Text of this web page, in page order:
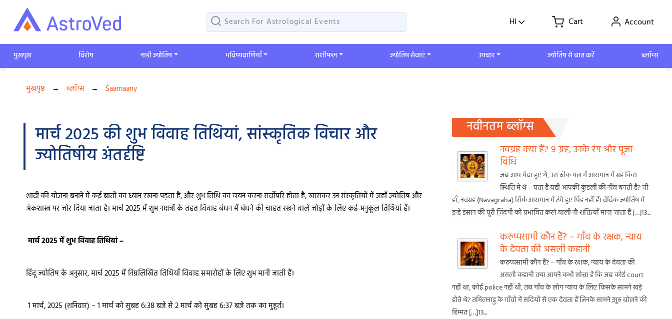
HI Cart Account
मुखपृष्ठ विशेष ​नाड़ी ज्योतिष भविष्यवाणियाँ ​राशीफल ज्योतिष सेवाएं उपचार ज्योतिष से बात करें ब्लॉग्स
मुखपृष्ठ → ब्लॉग्स → Saamaany
मार्च 2025 की शुभ विवाह तिथियां, सांस्कृतिक विचार और
ज्योतिषीय अंतर्दृष्टि
शादी की योजना बनाने में कई बातों का ध्यान रखना पड़ता है, और शुभ तिथि का चयन करना सर्वोपरि होता है, खासकर उन संस्कृतियों में जहाँ ज्योतिष और
अंकशास्त्र पर जोर दिया जाता है। मार्च 2025 में शुभ नक्षत्रों के तहत विवाह बंधन में बंधने की चाहत रखने वाले जोड़ों के लिए कई अनुकूल तिथियां हैं।
मार्च 2025 में शुभ विवाह तिथियां –
हिंदू ज्योतिष के अनुसार, मार्च 2025 में निम्नलिखित तिथियाँ विवाह समारोहों के लिए शुभ मानी जाती हैं।
1 मार्च, 2025 (शनिवार) – 1 मार्च को सुबह 6:38 बजे से 2 मार्च को सुबह 6:37 बजे तक का मुहूर्त।
नवीनतम ब्लॉग्स
नवग्रह क्या हैं? 9 ग्रह, उनके रंग और पूजा
विधि
जब आप पैदा हुए थे, उस ठीक पल में आसमान में ग्रह किस
स्थिति में थे – पता है यही आपकी कुंडली की नींव बनती है? जी
हाँ, नवग्रह (Navagraha) सिर्फ आसमान में टंगे हुए पिंड नहीं हैं। वैदिक ज्योतिष में
इन्हें इंसान की पूरी ज़िंदगी को प्रभावित करने वाली नौ शक्तियाँ माना जाता है […]13...
करुप्पसामी कौन हैं? – गाँव के रक्षक, न्याय
के देवता की असली कहानी
करुप्पसामी कौन हैं? – गाँव के रक्षक, न्याय के देवता की
असली कहानी क्या आपने कभी सोचा है कि जब कोई court
नहीं था, कोई police नहीं थी, तब गाँव के लोग न्याय के लिए किसके सामने खड़े
होते थे? तमिलनाडु के गाँवों में सदियों से एक देवता हैं जिनके सामने झूठ बोलने की
हिम्मत […]13...